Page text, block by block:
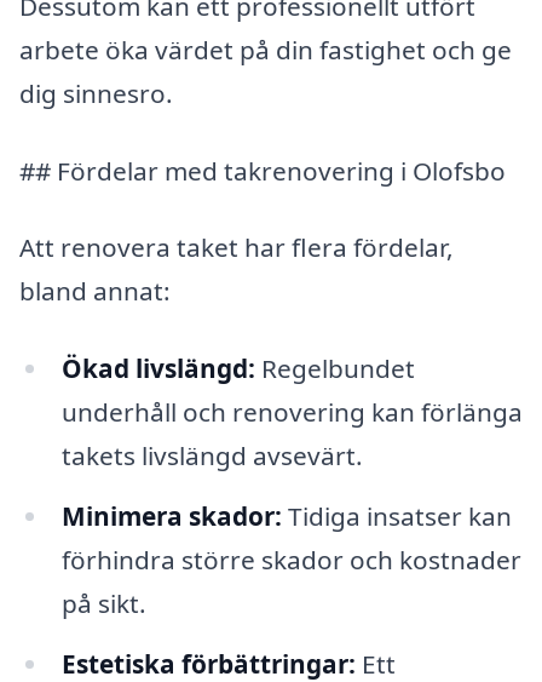
arbete öka värdet på din fastighet och ge
dig sinnesro.
## Fördelar med takrenovering i Olofsbo
Att renovera taket har flera fördelar,
bland annat:
Ökad livslängd: Regelbundet
underhåll och renovering kan förlänga
takets livslängd avsevärt.
Minimera skador: Tidiga insatser kan
förhindra större skador och kostnader
på sikt.
Estetiska förbättringar: Ett